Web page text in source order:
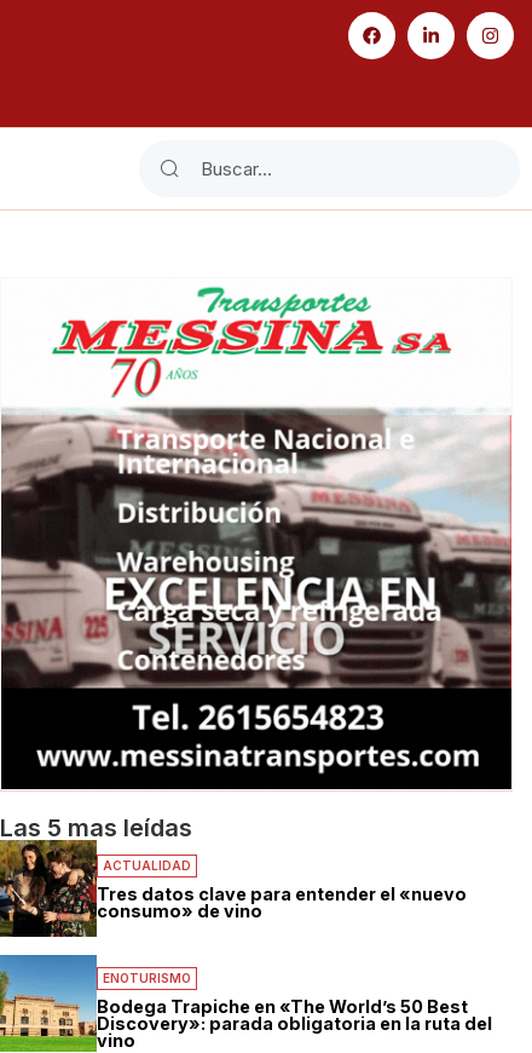
Las 5 mas leídas
ACTUALIDAD
Tres datos clave para entender el «nuevo
consumo» de vino
ENOTURISMO
Bodega Trapiche en «The World’s 50 Best
Discovery»: parada obligatoria en la ruta del
vino